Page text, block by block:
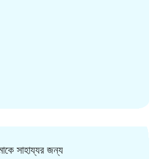
সাহায্যর জন্য